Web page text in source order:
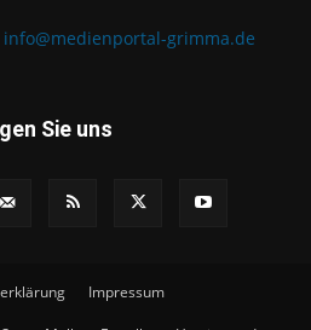
info@medienportal-grimma.de
Sie uns
Impressum